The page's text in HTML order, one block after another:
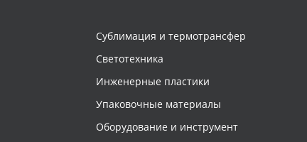
Сублимация и термотрансфер
Светотехника
Инженерные пластики
Упаковочные материалы
Оборудование и инструмент